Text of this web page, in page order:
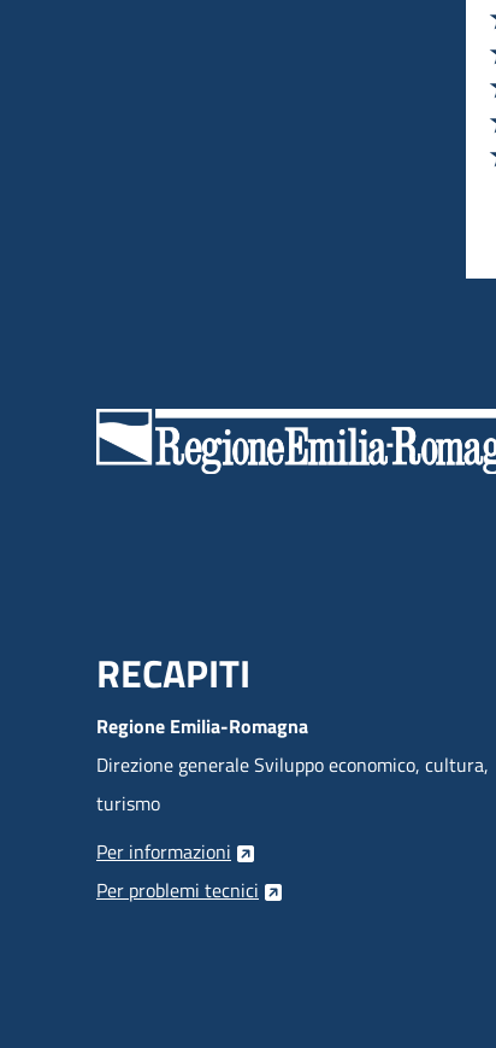
con un focus su innovazione e sostenibilità.
Menu Footer
RECAPITI
Regione Emilia-Romagna
Direzione generale Sviluppo economico, cultura,
turismo
Per informazioni
Per problemi tecnici